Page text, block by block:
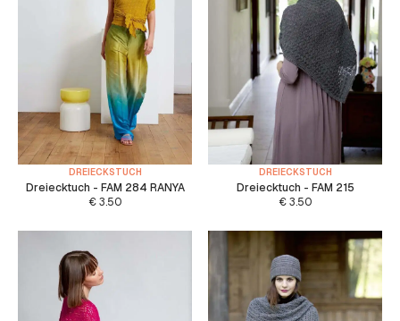
DREIECKSTUCH
Dreiecktuch - FAM 284 RANYA
€3.50
DREIECKSTUCH
Dreiecktuch - FAM 215
€3.50